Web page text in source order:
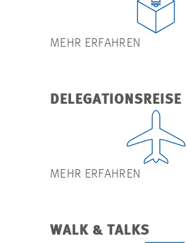
MEHR ERFAHREN
DELEGATIONSREISE
MEHR ERFAHREN
WALK & TALKS